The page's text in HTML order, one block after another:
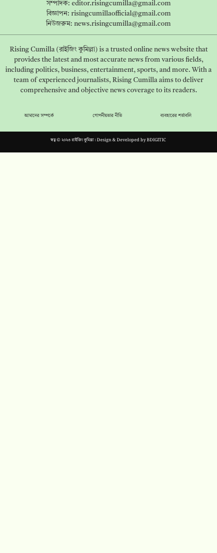
সম্পাদক: editor.risingcumilla@gmail.com
বিজ্ঞাপন: risingcumillaofficial@gmail.com
নিউজরুম: news.risingcumilla@gmail.com
Rising Cumilla (রাইজিং কুমিল্লা) is a trusted online news website that
provides the latest and most accurate news from various fields,
including politics, business, entertainment, sports, and more. With a
team of experienced journalists, Rising Cumilla aims to deliver
comprehensive and objective news coverage to its readers.
আমাদের সম্পর্কে গোপনীয়তার নীতি ব্যবহারের শর্তাবলি
স্বত্ব © ২০২৩ রাইজিং কুমিল্লা। Design & Developed byBDIGITIC